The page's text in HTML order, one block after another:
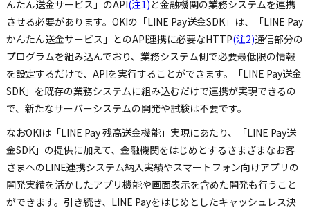
んたん送金サービス」のAPI(注1)と金融機関の業務システムを連携
させる必要があります。OKIの「LINE Pay送金SDK」は、「LINE Pay
かんたん送金サービス」とのAPI連携に必要なHTTP(注2)通信部分の
プログラムを組み込んでおり、業務システム側で必要最低限の情報
を設定するだけで、APIを実行することができます。「LINE Pay送金
SDK」を既存の業務システムに組み込むだけで連携が実現できるの
で、新たなサーバーシステムの開発や試験は不要です。
なおOKIは「LINE Pay 残高送金機能」実現にあたり、「LINE Pay送
金SDK」の提供に加えて、金融機関をはじめとするさまざまなお客
さまへのLINE連携システム納入実績やスマートフォン向けアプリの
開発実績を活かしたアプリ機能や画面表示を含めた開発も行うこと
ができます。引き続き、LINE Payをはじめとしたキャッシュレス決